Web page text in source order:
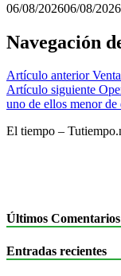
06/08/202606/08/2026
Navegación
Artículo anterior
Artículo siguiente
uno de ellos menor de
El tiempo –
Últimos Comentarios
Entradas recientes